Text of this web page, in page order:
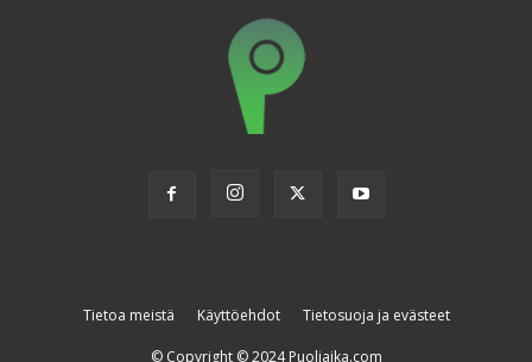
Tietoa meistä Käyttöehdot Tietosuoja ja evästeet
© Copyright © 2024 Puoliaika.com